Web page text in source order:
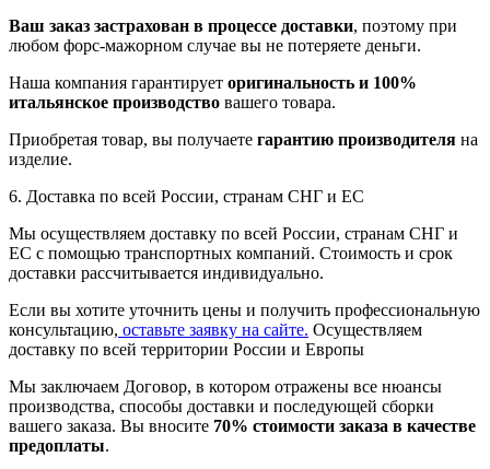
Ваш заказ застрахован в процессе доставки, поэтому при
любом форс-мажорном случае вы не потеряете деньги.
Наша компания гарантирует оригинальность и 100%
итальянское производство вашего товара.
Приобретая товар, вы получаете гарантию производителя на
изделие.
6. Доставка по всей России, странам СНГ и ЕС
Мы осуществляем доставку по всей России, странам СНГ и
ЕС с помощью транспортных компаний. Стоимость и срок
доставки рассчитывается индивидуально.
Если вы хотите уточнить цены и получить профессиональную
консультацию, оставьте заявку на сайте. Осуществляем
доставку по всей территории России и Европы
Мы заключаем Договор, в котором отражены все нюансы
производства, способы доставки и последующей сборки
вашего заказа. Вы вносите 70% стоимости заказа в качестве
предоплаты.